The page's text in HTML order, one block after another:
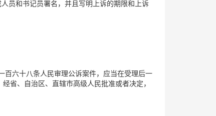
员和书记员署名，并且写明上诉的期限和上诉
六十八条人民审理公诉案件，应当在受理后一
省、自治区、直辖市高级人民批准或者决定，